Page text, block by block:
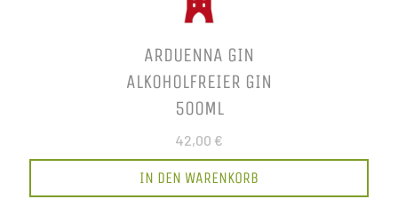
ARDUENNA GIN
ALKOHOLFREIER GIN
500ML
42,00 €
IN DEN WARENKORB